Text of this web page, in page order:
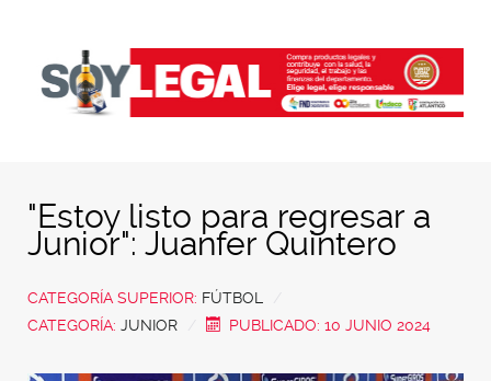
"Estoy listo para regresar a
Junior": Juanfer Quintero
CATEGORÍA SUPERIOR: FÚTBOL
CATEGORÍA: JUNIOR PUBLICADO: 10 JUNIO 2024